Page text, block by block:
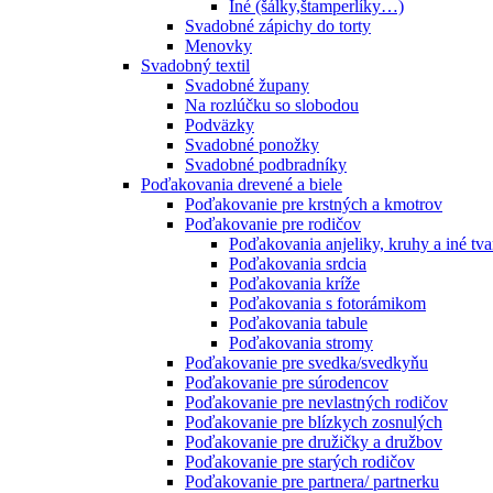
Iné (šálky,štamperlíky…)
Svadobné zápichy do torty
Menovky
Svadobný textil
Svadobné župany
Na rozlúčku so slobodou
Podväzky
Svadobné ponožky
Svadobné podbradníky
Poďakovania drevené a biele
Poďakovanie pre krstných a kmotrov
Poďakovanie pre rodičov
Poďakovania anjeliky, kruhy a iné
Poďakovania srdcia
Poďakovania kríže
Poďakovania s fotorámikom
Poďakovania tabule
Poďakovania stromy
Poďakovanie pre svedka/svedkyňu
Poďakovanie pre súrodencov
Poďakovanie pre nevlastných rodičov
Poďakovanie pre blízkych zosnulých
Poďakovanie pre družičky a družbov
Poďakovanie pre starých rodičov
Poďakovanie pre partnera/ partnerku